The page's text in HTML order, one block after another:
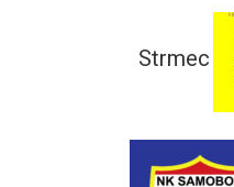
Strmec